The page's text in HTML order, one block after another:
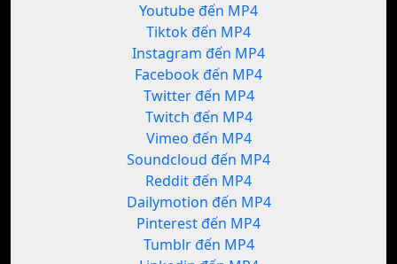
Youtube đến MP4
Tiktok đến MP4
Instagram đến MP4
Facebook đến MP4
Twitter đến MP4
Twitch đến MP4
Vimeo đến MP4
Soundcloud đến MP4
Reddit đến MP4
Dailymotion đến MP4
Pinterest đến MP4
Tumblr đến MP4